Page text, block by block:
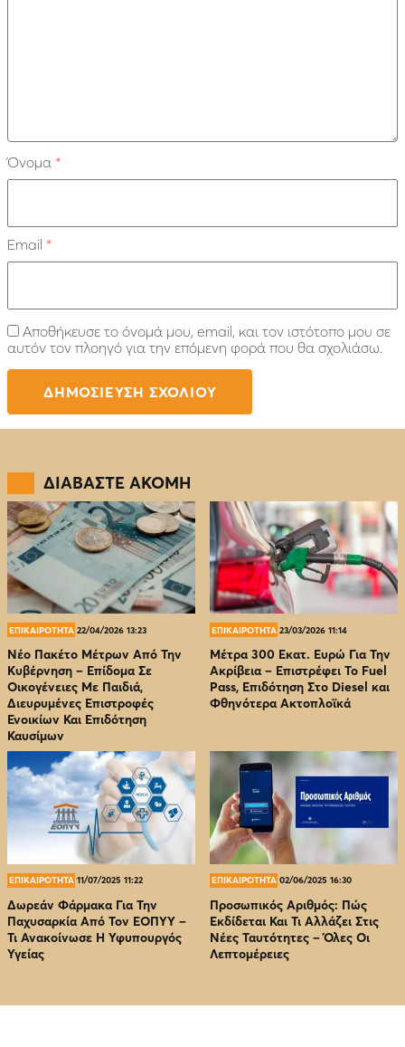
Όνομα *
Email *
Αποθήκευσε το όνομά μου, email, και τον ιστότοπο μου σε
αυτόν τον πλοηγό για την επόμενη φορά που θα σχολιάσω.
ΔΙΑΒΑΣΤΕ ΑΚΟΜΗ
ΕΠΙΚΑΙΡΟΤΗΤΑ 22/04/2026 13:23
Νέο Πακέτο Μέτρων Από Την
Κυβέρνηση – Επίδομα Σε
Οικογένειες Με Παιδιά,
Διευρυμένες Επιστροφές
Ενοικίων Και Επιδότηση
Καυσίμων
ΕΠΙΚΑΙΡΟΤΗΤΑ 23/03/2026 11:14
Μέτρα 300 Εκατ. Ευρώ Για Την
Ακρίβεια – Επιστρέφει Το Fuel
Pass, Επιδότηση Στο Diesel και
Φθηνότερα Ακτοπλοϊκά
ΕΠΙΚΑΙΡΟΤΗΤΑ 11/07/2025 11:22
Δωρεάν Φάρμακα Για Την
Παχυσαρκία Από Τον EOΠΥΥ –
Τι Ανακοίνωσε Η Υφυπουργός
Υγείας
ΕΠΙΚΑΙΡΟΤΗΤΑ 02/06/2025 16:30
Προσωπικός Αριθμός: Πώς
Εκδίδεται Και Τι Αλλάζει Στις
Νέες Ταυτότητες – Όλες Οι
Λεπτομέρειες